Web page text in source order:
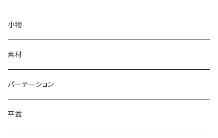
小物
素材
パーテーション
平盆